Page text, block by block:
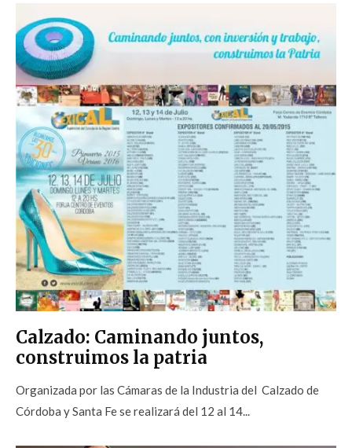
Calzado: Caminando juntos,
construimos la patria
Organizada por las Cámaras de la Industria del Calzado de
Córdoba y Santa Fe se realizará del 12 al 14...